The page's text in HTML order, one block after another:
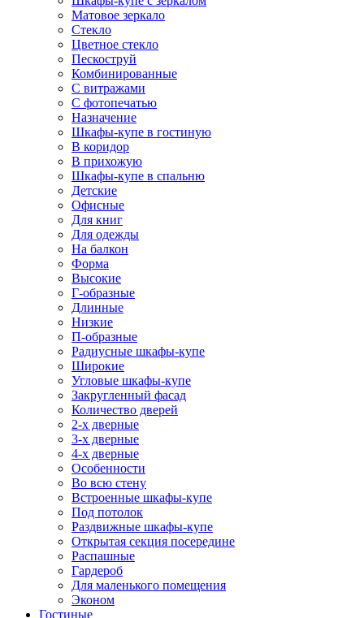
Матовое зеркало
Стекло
Цветное стекло
Пескоструй
Комбинированные
С витражами
С фотопечатью
Назначение
Шкафы-купе в гостиную
В коридор
В прихожую
Шкафы-купе в спальню
Детские
Офисные
Для книг
Для одежды
На балкон
Форма
Высокие
Г-образные
Длинные
Низкие
П-образные
Радиусные шкафы-купе
Широкие
Угловые шкафы-купе
Закругленный фасад
Количество дверей
2-х дверные
3-х дверные
4-х дверные
Особенности
Во всю стену
Встроенные шкафы-купе
Под потолок
Раздвижные шкафы-купе
Открытая секция посередине
Распашные
Гардероб
Для маленького помещения
Эконом
Гостиные